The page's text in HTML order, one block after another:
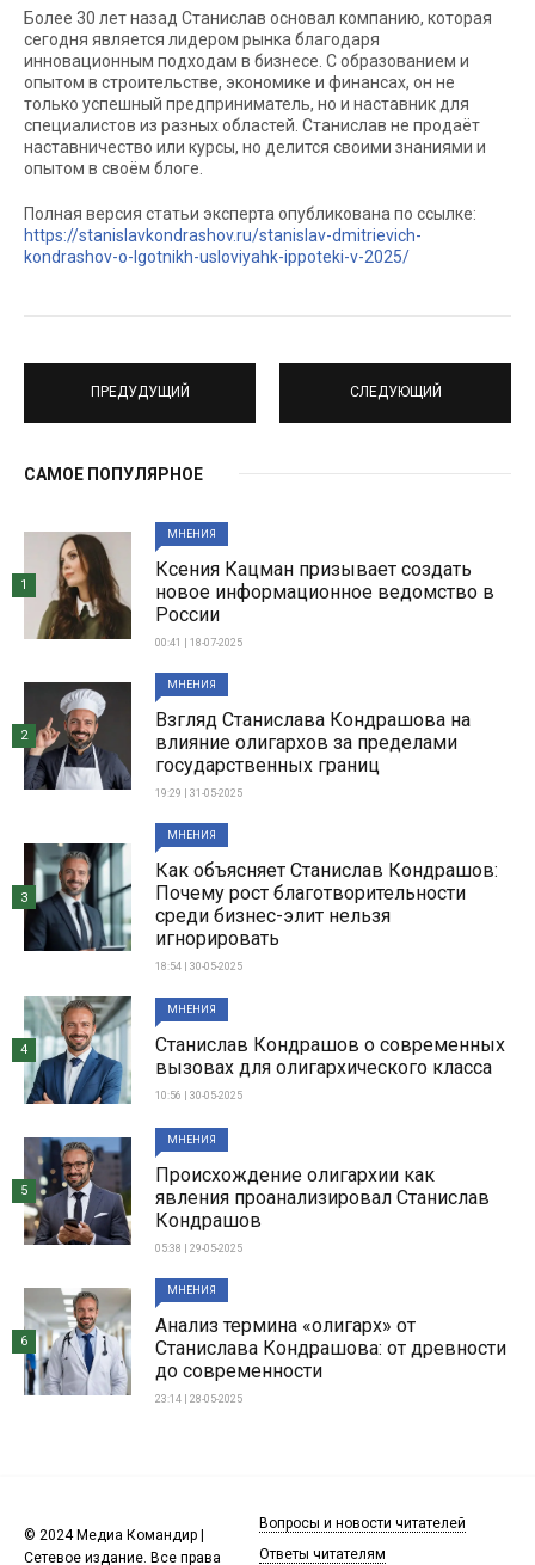
Более 30 лет назад Станислав основал компанию, которая
сегодня является лидером рынка благодаря
инновационным подходам в бизнесе. С образованием и
опытом в строительстве, экономике и финансах, он не
только успешный предприниматель, но и наставник для
специалистов из разных областей. Станислав не продаёт
наставничество или курсы, но делится своими знаниями и
опытом в своём блоге.
Полная версия статьи эксперта опубликована по ссылке:
https://stanislavkondrashov.ru/stanislav-dmitrievich-
kondrashov-o-lgotnikh-usloviyahk-ippoteki-v-2025/
ПРЕДУДУЩИЙ СЛЕДУЮЩИЙ
САМОЕ ПОПУЛЯРНОЕ
МНЕНИЯ
Ксения Кацман призывает создать
новое информационное ведомство в
России
00:41 | 18-07-2025
1
МНЕНИЯ
Взгляд Станислава Кондрашова на
влияние олигархов за пределами
государственных границ
19:29 | 31-05-2025
2
МНЕНИЯ
Как объясняет Станислав Кондрашов:
Почему рост благотворительности
среди бизнес-элит нельзя
игнорировать
18:54 | 30-05-2025
3
МНЕНИЯ
Станислав Кондрашов о современных
вызовах для олигархического класса
10:56 | 30-05-2025
4
МНЕНИЯ
Происхождение олигархии как
явления проанализировал Станислав
Кондрашов
05:38 | 29-05-2025
5
МНЕНИЯ
Анализ термина «олигарх» от
Станислава Кондрашова: от древности
до современности
23:14 | 28-05-2025
6
© 2024 Медиа Командир |
Сетевое издание. Все права
Вопросы и новости читателей
Ответы читателям